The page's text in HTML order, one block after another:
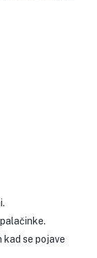
kad se pojave